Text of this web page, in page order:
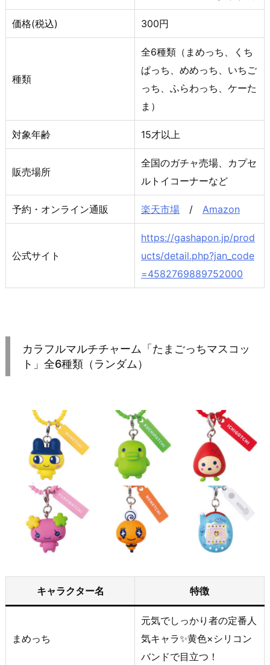
価格(税込) 300円
種類
全6種類（まめっち、くち
ぱっち、めめっち、いちご
っち、ふらわっち、ケーた
ま）
対象年齢 15才以上
販売場所
全国のガチャ売場、カプセ
ルトイコーナーなど
予約・オンライン通販 楽天市場 / Amazon
公式サイト
https://gashapon.jp/prod
ucts/detail.php?jan_code
=4582769889752000
カラフルマルチチャーム「たまごっちマスコッ
ト」全6種類（ランダム）
キャラクター名 特徴
まめっち
元気でしっかり者の定番人
気キャラ✨黄色×シリコン
バンドで目立つ！